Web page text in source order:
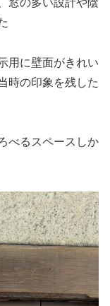
用に壁面がきれい
時の印象を残した
べるスペースしか